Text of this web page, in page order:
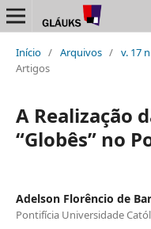
Início / Arquivos / v. 17
Artigos
A Realização
“Globês” no
Adelson Florêncio de
Pontifícia Universidade